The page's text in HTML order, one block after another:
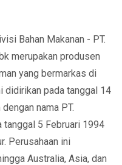
Bahan Makanan - PT.
merupakan produsen
yang bermarkas di
didirikan pada tanggal 14
nama PT.
tanggal 5 Februari 1994
Perusahaan ini
Australia, Asia, dan